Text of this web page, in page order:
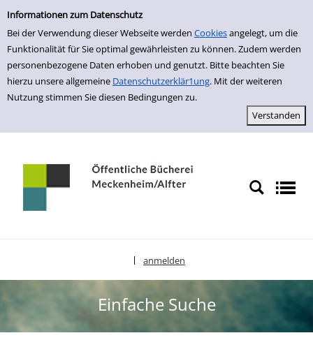
Einfache Suche
Informationen zum Datenschutz
Bei der Verwendung dieser Webseite werden Cookiesangelegt, um die
Funktionalität für Sie optimal gewährleisten zu können. Zudem werden
personenbezogene Daten erhoben und genutzt. Bitte beachten Sie
hierzu unsere allgemeine Datenschutzerklär1ung. Mit der weiteren
Nutzung stimmen Sie diesen Bedingungen zu.
zur Navigation springen
zum Inhalt springen
Zu den Suchfiltern springen
Zur Trefferliste springen
anmelden
Einfache Suche